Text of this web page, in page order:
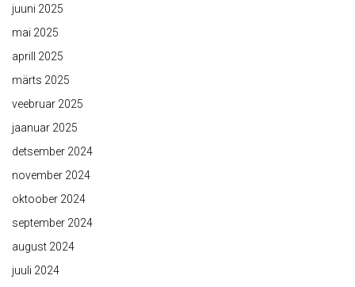
juuni 2025
mai 2025
aprill 2025
märts 2025
veebruar 2025
jaanuar 2025
detsember 2024
november 2024
oktoober 2024
september 2024
august 2024
juuli 2024